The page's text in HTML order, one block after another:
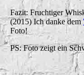
Fazit: Fruchtiger
(2015) Ich danke dem
Foto!
PS: Foto zeigt ein